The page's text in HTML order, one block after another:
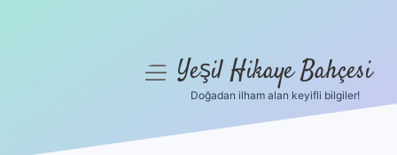
menüyüYeşil Hikaye Bahçesi
Doğadan ilham alan keyifli bilgiler!